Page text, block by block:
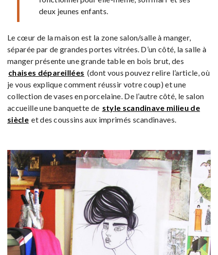
deux jeunes enfants.
Le cœur de la maison est la zone salon/salle à manger,
séparée par de grandes portes vitrées. D’un côté, la salle à
manger présente une grande table en bois brut, des
chaises dépareillées (dont vous pouvez relire l’article, où
je vous explique comment réussir votre coup) et une
collection de vases en porcelaine. De l’autre côté, le salon
accueille une banquette de style scandinave milieu de
siècle et des coussins aux imprimés scandinaves.